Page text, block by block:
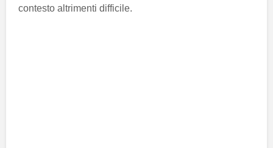
contesto altrimenti difficile.